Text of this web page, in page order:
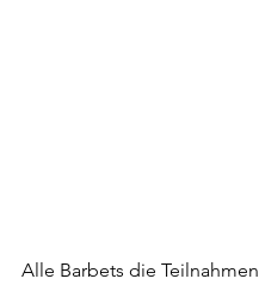
Alle Barbets die Teilnahmen